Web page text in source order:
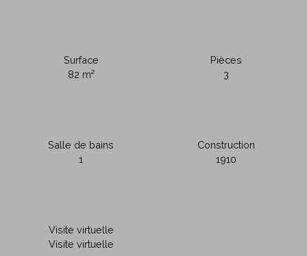
Surface
82 m²
Pièces
3
Salle de bains
1
Construction
1910
Visite virtuelle
Visite virtuelle